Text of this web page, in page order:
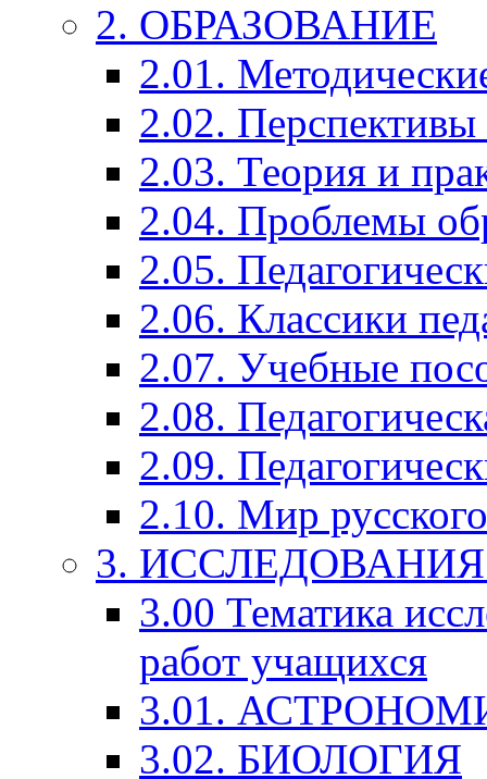
2. ОБРАЗОВАНИЕ
2.01.
2.02. Перспективы
2.03. Теория и
2.04. Проблемы
2.05.
2.06. Классики
2.07. Учебные
2.08.
2.09.
2.10. Мир
3.
3.00 Тематика
работ учащихся
3.01.
3.02. БИОЛОГИЯ